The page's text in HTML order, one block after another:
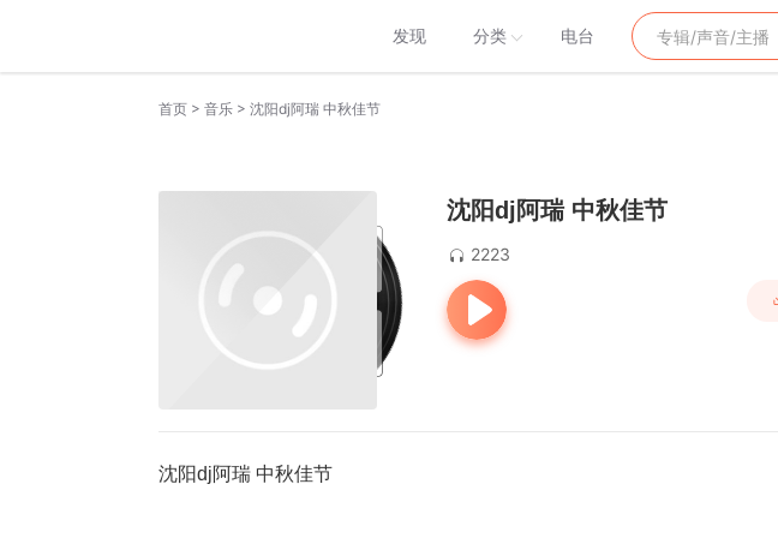
发现 分类 电台
首页 > 音乐 > 沈阳dj阿瑞 中秋佳节
沈阳dj阿瑞 中秋佳节
2223
沈阳dj阿瑞 中秋佳节